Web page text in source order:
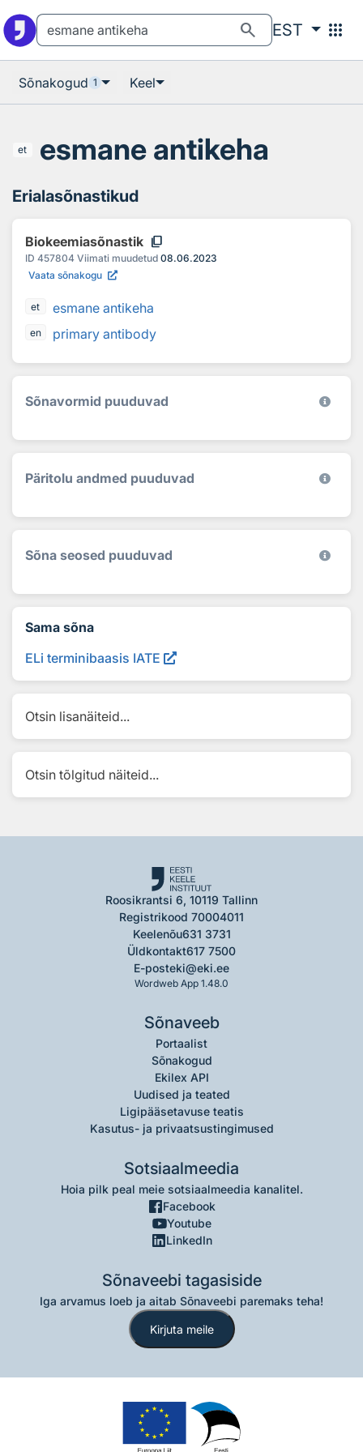
search EST apps
Sõnakogud 1 Keel
et esmane antikeha
Erialasõnastikud
Biokeemiasõnastik content_copy
ID 457804 Viimati muudetud 08.06.2023
Vaata sõnakogu
et esmane antikeha
en primary antibody
Sõnavormid puuduvad
Päritolu andmed puuduvad
Sõna seosed puuduvad
Sama sõna
ELi terminibaasis IATE
Otsin lisanäiteid...
Otsin tõlgitud näiteid...
Roosikrantsi 6, 10119 Tallinn
Registrikood 70004011
Keelenõu631 3731
Üldkontakt617 7500
E-posteki@eki.ee
Wordweb App 1.48.0
Sõnaveeb
Portaalist
Sõnakogud
Ekilex API
Uudised ja teated
Ligipääsetavuse teatis
Kasutus- ja privaatsustingimused
Sotsiaalmeedia
Hoia pilk peal meie sotsiaalmeedia kanalitel.
Facebook
Youtube
LinkedIn
Sõnaveebi tagasiside
Iga arvamus loeb ja aitab Sõnaveebi paremaks teha!
Kirjuta meile